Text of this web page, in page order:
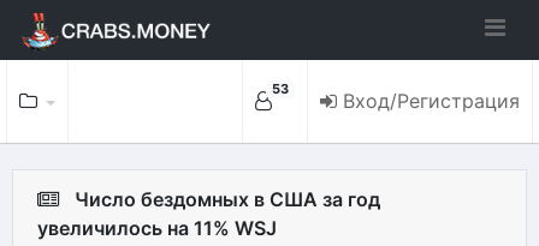
53 Вход/Регистрация
Число бездомных в США за год
увеличилось на 11% WSJ